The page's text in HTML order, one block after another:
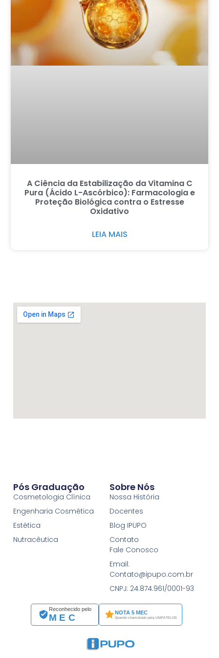
A Ciência da Estabilização da Vitamina C
Pura (Ácido L-Ascórbico): Farmacologia e
Proteção Biológica contra o Estresse
Oxidativo
LEIA MAIS
Reconhecido pelo
MEC
NOTA 5 MEC
Quando chancelado pela UNIFATELOS
Pós Graduação
Cosmetologia Clínica
Engenharia Cosmética
Estética
Nutracêutica
Sobre Nós
Nossa História
Docentes
Blog IPUPO
Contato
Fale Conosco
Email:
Contato@ipupo.com.br
CNPJ: 24.874.961/0001-93